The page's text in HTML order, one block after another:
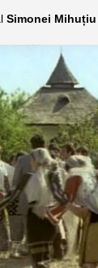
Simonei Mihuțiu